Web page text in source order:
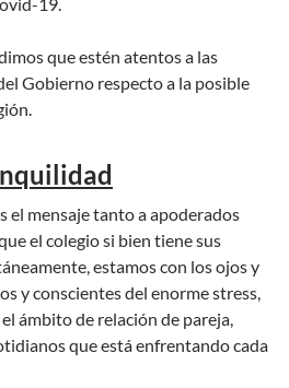
que estén atentos a las
Gobierno respecto a la posible
el mensaje tanto a apoderados
el colegio si bien tiene sus
estamos con los ojos y
y conscientes del enorme stress,
ámbito de relación de pareja,
que está enfrentando cada